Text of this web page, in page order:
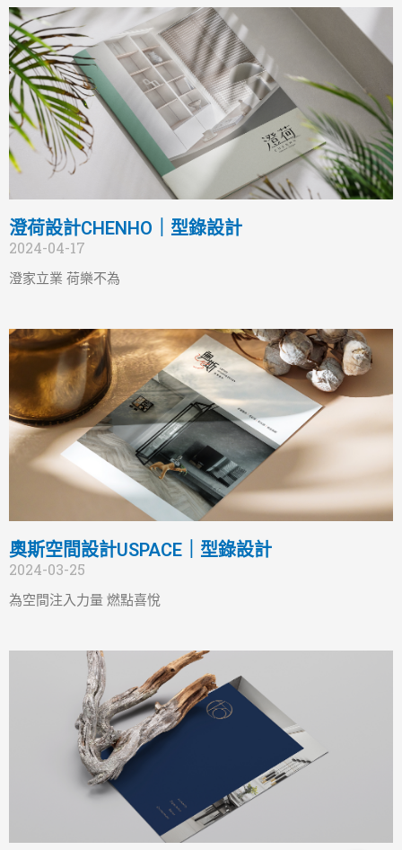
澄荷設計CHENHO｜型錄設計
2024-04-17
澄家立業 荷樂不為
奧斯空間設計USPACE｜型錄設計
2024-03-25
為空間注入力量 燃點喜悅